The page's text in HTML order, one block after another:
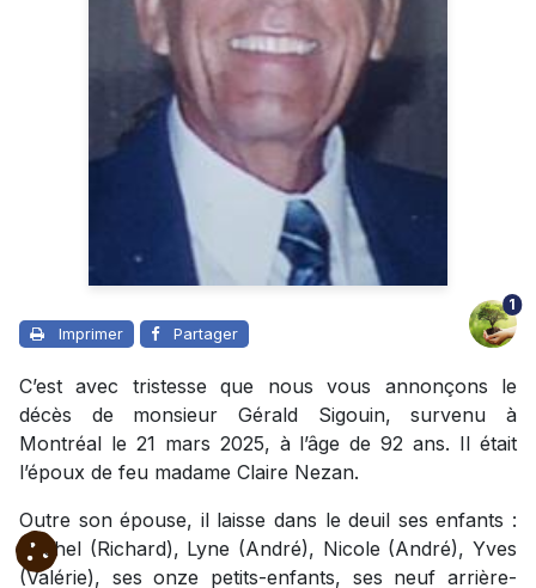
Imprimer Partager
1
C’est avec tristesse que nous vous annonçons le
décès de monsieur Gérald Sigouin, survenu à
Montréal le 21 mars 2025, à l’âge de 92 ans. Il était
l’époux de feu madame Claire Nezan.
Outre son épouse, il laisse dans le deuil ses enfants :
Rachel (Richard), Lyne (André), Nicole (André), Yves
(Valérie), ses onze petits-enfants, ses neuf arrière-